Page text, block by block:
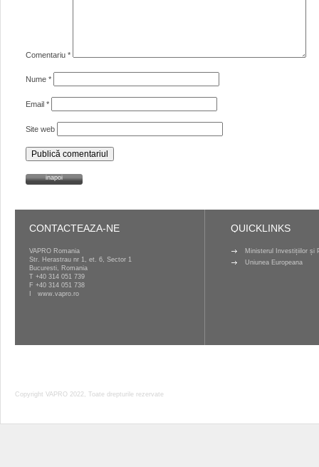
Comentariu *
Nume *
Email *
Site web
inapoi
CONTACTEAZA-NE
VAPRO Romania
Str. Herastrau nr 1, et. 6, Sector 1
Bucuresti, Romania
T +40 314 051 739
F +40 314 051 738
www.vapro.ro
QUICKLINKS
Ministerul Investițiilor și
Uniunea Europeana
Copyright VAPRO 2022, Toate drepturile rezervate